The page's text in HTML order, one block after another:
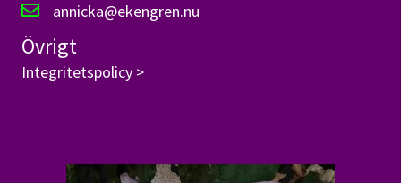
annicka@ekengren.nu
Övrigt
Integritetspolicy >